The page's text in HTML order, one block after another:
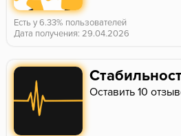
Есть у 6.33% пользователей
Дата получения: 29.04.2026
Оставить 10